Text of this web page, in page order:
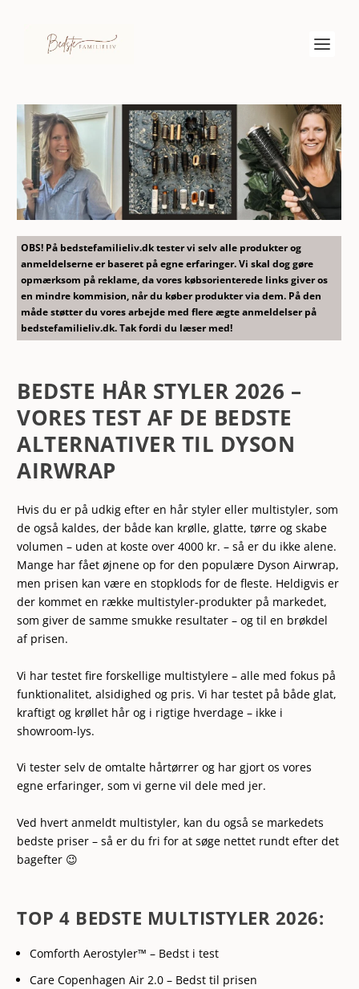
OBS! På bedstefamilieliv.dk tester vi selv alle produkter og
anmeldelserne er baseret på egne erfaringer. Vi skal dog gøre
opmærksom på reklame, da vores købsorienterede links giver os
en mindre kommision, når du køber produkter via dem. På den
måde støtter du vores arbejde med flere ægte anmeldelser på
bedstefamilieliv.dk. Tak fordi du læser med!
BEDSTE HÅR STYLER 2026 –
VORES TEST AF DE BEDSTE
ALTERNATIVER TIL DYSON
AIRWRAP
Hvis du er på udkig efter en hår styler eller multistyler, som
de også kaldes, der både kan krølle, glatte, tørre og skabe
volumen – uden at koste over 4000 kr. – så er du ikke alene.
Mange har fået øjnene op for den populære Dyson Airwrap,
men prisen kan være en stopklods for de fleste. Heldigvis er
der kommet en række multistyler-produkter på markedet,
som giver de samme smukke resultater – og til en brøkdel
af prisen.
Vi har testet fire forskellige multistylere – alle med fokus på
funktionalitet, alsidighed og pris. Vi har testet på både glat,
kraftigt og krøllet hår og i rigtige hverdage – ikke i
showroom-lys.
Vi tester selv de omtalte hårtørrer og har gjort os vores
egne erfaringer, som vi gerne vil dele med jer.
Ved hvert anmeldt multistyler, kan du også se markedets
bedste priser – så er du fri for at søge nettet rundt efter det
bagefter 😉
TOP 4 BEDSTE MULTISTYLER 2026:
Comforth Aerostyler™ – Bedst i test
Care Copenhagen Air 2.0 – Bedst til prisen